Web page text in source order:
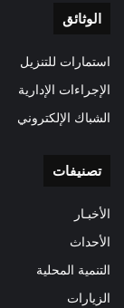
الوثائق
استمارات للتنزيل
الإجراءات الإدارية
الشباك الإلكتروني
تصنيفات
الأخبـار
الأحداث
التنمية المحلية
الزيارات